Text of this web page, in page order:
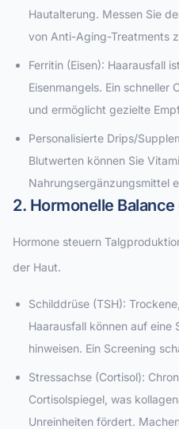
Hautalterung. Messen Sie
von Anti-Aging-Treatments
Ferritin (Eisen): Haarausfall
Eisenmangels. Ein schneller
und ermöglicht gezielte
Personalisierte Drips/
Blutwerten können Sie
Nahrungsergänzungsmittel
2. Hormonelle
Hormone steuern
der Haut.
Schilddrüse (TSH):
Haarausfall können auf eine
hinweisen. Ein Screening
Stressachse (Cortisol):
Cortisolspiegel, was
Unreinheiten fördert.